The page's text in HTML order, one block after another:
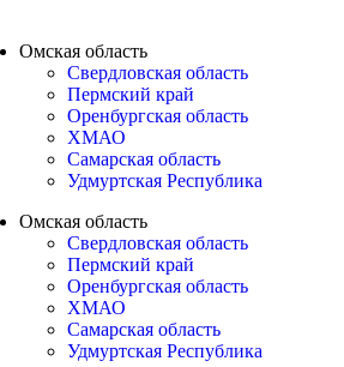
Омская область
Свердловская область
Пермский край
Оренбургская область
ХМАО
Самарская область
Удмуртская Республика
Омская область
Свердловская область
Пермский край
Оренбургская область
ХМАО
Самарская область
Удмуртская Республика